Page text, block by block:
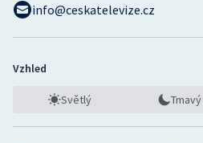
info@ceskatelevize.cz
Vzhled
Světlý Tmavý